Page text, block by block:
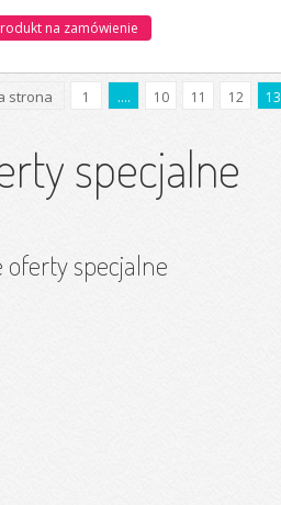
na zamówienie
strona 1 .... 10 11 12 13
specjalne
oferty specjalne